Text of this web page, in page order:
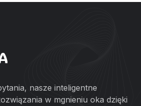
nasze inteligentne
w mgnieniu oka dzięki